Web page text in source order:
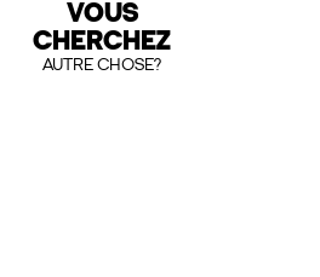
VOUS
CHERCHEZ
AUTRE CHOSE?